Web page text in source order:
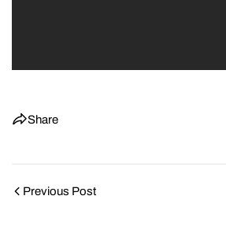
Share
Previous Post